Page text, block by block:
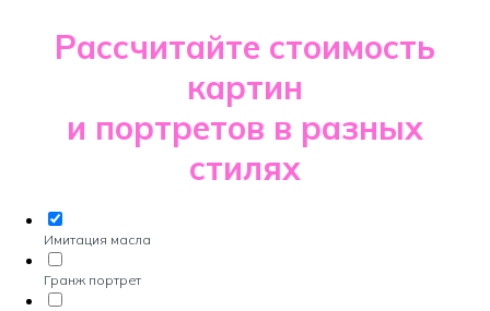
Рассчитайте стоимость
картин
и портретов в разных
стилях
Имитация масла
Гранж портрет